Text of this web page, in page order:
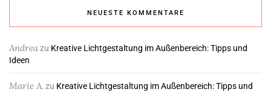
NEUESTE KOMMENTARE
Andreazu Kreative Lichtgestaltung im Außenbereich: Tipps und
Ideen
Marie A. zu Kreative Lichtgestaltung im Außenbereich: Tipps und